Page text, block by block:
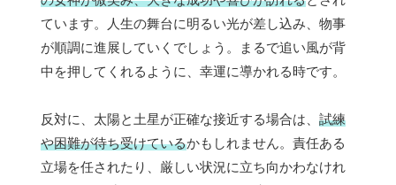
ています。人生の舞台に明るい光が差し込み、物事
が順調に進展していくでしょう。まるで追い風が背
中を押してくれるように、幸運に導かれる時です。
反対に、太陽と土星が正確な接近する場合は、 試練
や困難が待ち受けているかもしれません。責任ある
立場を任されたり、厳しい状況に立ち向かわなけれ